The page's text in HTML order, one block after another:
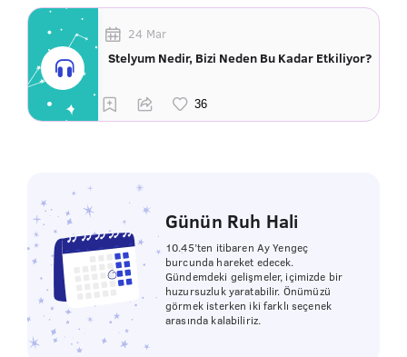
24 Mar
Stelyum Nedir, Bizi Neden Bu Kadar Etkiliyor?
Günün Ruh Hali
10.45’ten itibaren Ay Yengeç
burcunda hareket edecek.
Gündemdeki gelişmeler, içimizde bir
huzursuzluk yaratabilir. Önümüzü
görmek isterken iki farklı seçenek
arasında kalabiliriz.